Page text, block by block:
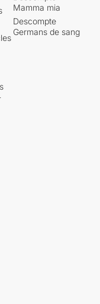
Mamma mia
Descompte
Germans de sang